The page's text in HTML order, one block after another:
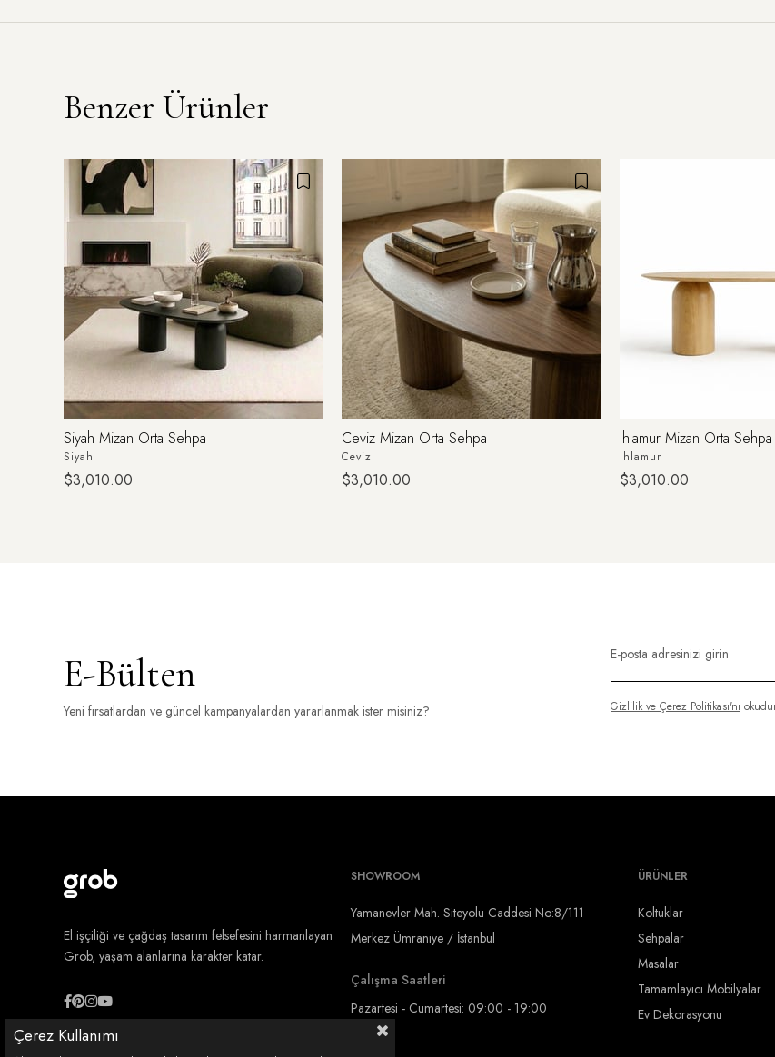
Benzer Ürünler
Siyah Mizan Orta Sehpa
Siyah
$3,010.00
Ceviz Mizan Orta Sehpa
Ceviz
$3,010.00
Ihlamur Mizan Orta Sehpa
Ihlamur
$3,010.00
E-Bülten
Yeni fırsatlardan ve güncel kampanyalardan yararlanmak ister misiniz? Gizlilik ve Çerez Politikası'nı
El işçiliği ve çağdaş tasarım felsefesini harmanlayan
Grob, yaşam alanlarına karakter katar.
SHOWROOM
Yamanevler Mah. Siteyolu Caddesi No:8/111
Merkez Ümraniye / İstanbul
Çalışma Saatleri
Pazartesi - Cumartesi: 09:00 - 19:00
ÜRÜNLER
Koltuklar
Sehpalar
Masalar
Tamamlayıcı Mobilyalar
Ev Dekorasyonu
Çerez Kullanımı